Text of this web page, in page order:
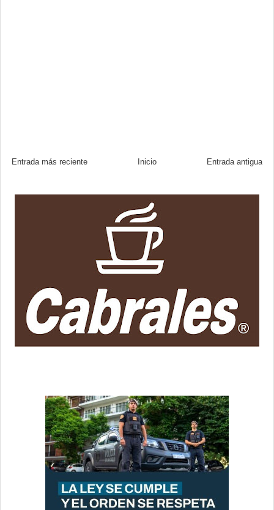
Entrada más reciente Entrada antigua
Inicio